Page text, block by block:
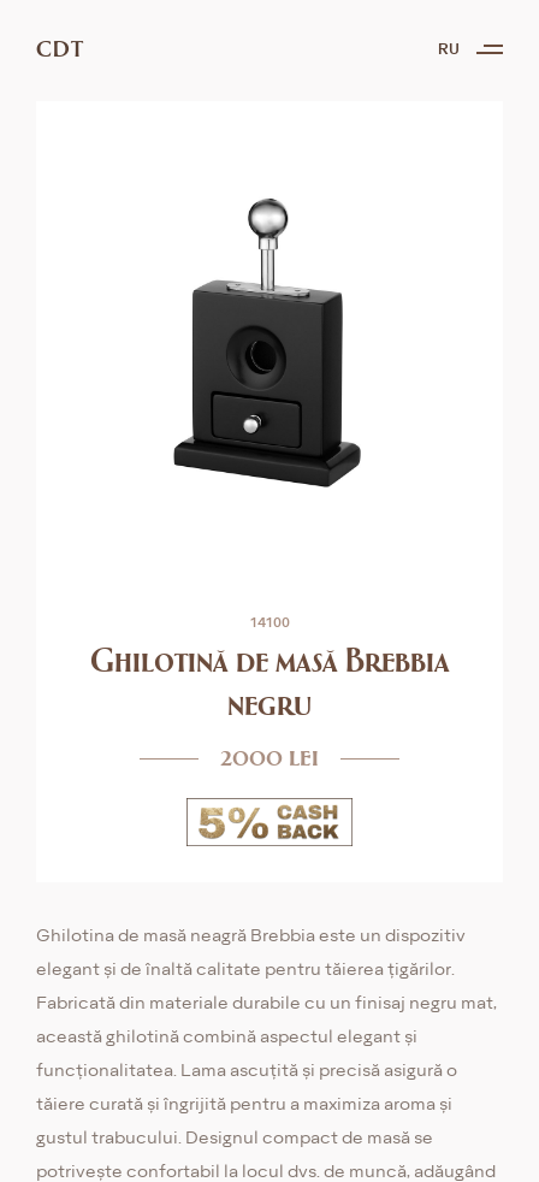
CDT RU
14100
Ghilotină de masă Brebbia
negru
2000 lei
Ghilotina de masă neagră Brebbia este un dispozitiv
elegant și de înaltă calitate pentru tăierea țigărilor.
Fabricată din materiale durabile cu un finisaj negru mat,
această ghilotină combină aspectul elegant și
funcționalitatea. Lama ascuțită și precisă asigură o
tăiere curată și îngrijită pentru a maximiza aroma și
gustul trabucului. Designul compact de masă se
potrivește confortabil la locul dvs. de muncă, adăugând